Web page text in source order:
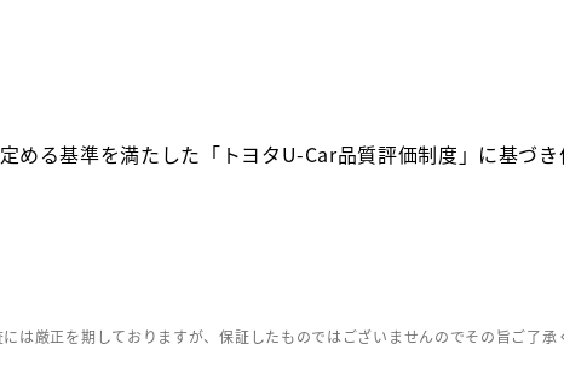
る基準を満たした「トヨタU-Car品質評価制度」に基づき
厳正を期しておりますが、保証したものではございませんのでその旨ご了